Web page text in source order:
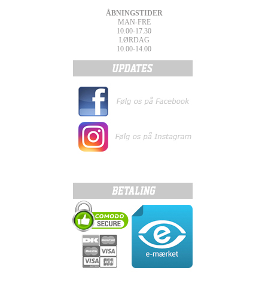
ÅBNINGSTIDER
MAN-FRE
10.00-17.30
LØRDAG
10.00-14.00